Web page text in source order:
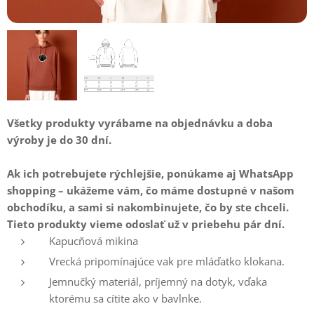
Všetky produkty vyrábame na objednávku a doba
výroby je do 30 dní.
Ak ich potrebujete rýchlejšie, ponúkame aj WhatsApp
shopping – ukážeme vám, čo máme dostupné v našom
obchodíku, a sami si nakombinujete, čo by ste chceli.
Tieto produkty vieme odoslať už v priebehu pár dní.
Kapucňová mikina
Vrecká pripomínajúce vak pre mláďatko klokana.
Jemnučký materiál, príjemný na dotyk, vďaka
ktorému sa cítite ako v bavlnke.